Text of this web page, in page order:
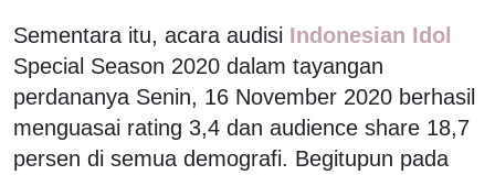
Sementara itu, acara audisi Indonesian Idol
Special Season 2020 dalam tayangan
perdananya Senin, 16 November 2020 berhasil
menguasai rating 3,4 dan audience share 18,7
persen di semua demografi. Begitupun pada